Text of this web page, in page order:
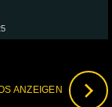
ANZEIGEN